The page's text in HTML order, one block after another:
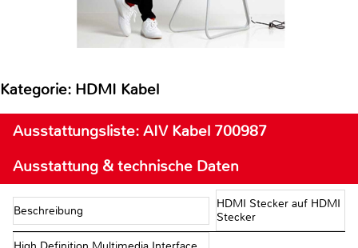
Kategorie: HDMI Kabel
Ausstattungsliste: AIV Kabel 700987
Ausstattung & technische Daten
Beschreibung
HDMI Stecker auf HDMI
Stecker